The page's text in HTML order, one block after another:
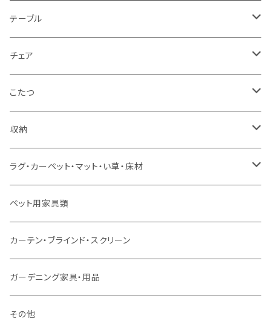
1人掛け
カウチソファ
コーナーソファ
ソファセット
スツール・オットマン
ソファ付属品
クッション・座椅子
セミダブルサイズ（フレームのみ）
ダブルサイズ（フレームのみ）
ワイドダブルサイズ以上（フレームのみ）
シングルサイズ以下（マットレス付）
セミダブルサイズ（マットレス付）
ダブルサイズ（マットレス付）
ダブルサイズ以上（マットレス付）
ロフトベッド
二段ベッド
ダイニング3点セット以下
ダイニング4点セット
ダイニング5点・6点セット
ダイニング7点セット以上
テーブル
センターテーブル
ダイニングテーブル
カウンターテーブル
リフティングテーブル
サイドテーブル・コーヒーテーブル
デスク
チェア
ダイニングチェア
カウンターチェア
キッズチェア
オフィスチェア・ゲーミングチェア
ダイニングベンチ・スツール
こたつ
こたつテーブル
こたつ布団
コタツ・布団セット
収納
本棚・シェルフ
食器棚・収納庫
レンジ台・カウンター
ラック
TVボード
ラグ・カーペット・マット・い草・床材
マット・フロアタイル
ラグ
カーペット
ペット用家具類
カーテン・ブラインド・スクリーン
ガーデニング家具・用品
その他